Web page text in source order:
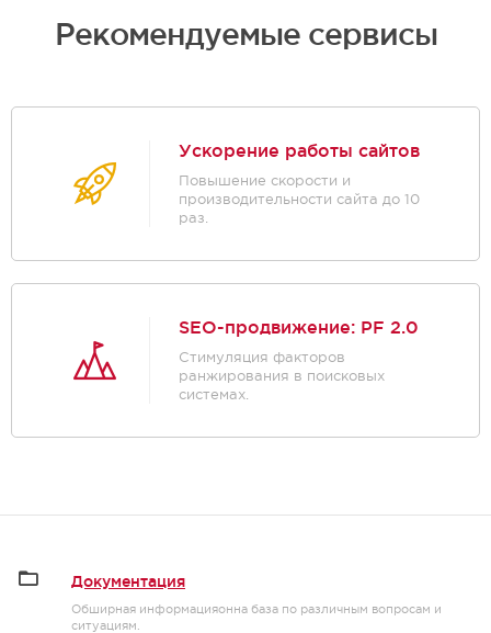
Рекомендуемые сервисы
Ускорение работы сайтов
Повышение скорости и
производительности сайта до 10
раз.
SEO-продвижение: PF 2.0
Стимуляция факторов
ранжирования в поисковых
системах.
Документация
Обширная информацияонна база по различным вопросам и
ситуациям.